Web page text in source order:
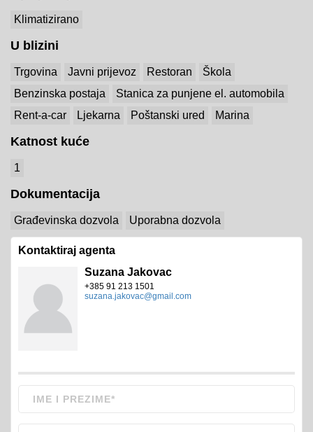
Klimatizirano
U blizini
Trgovina Javni prijevoz Restoran
Škola
Benzinska postaja
Stanica za punjene el. automobila
Rent-a-car
Ljekarna Poštanski ured Marina
Katnost kuće
1
Dokumentacija
Građevinska dozvola Uporabna dozvola
Kontaktiraj agenta
Suzana Jakovac
+385 91 213 1501
suzana.jakovac@gmail.com